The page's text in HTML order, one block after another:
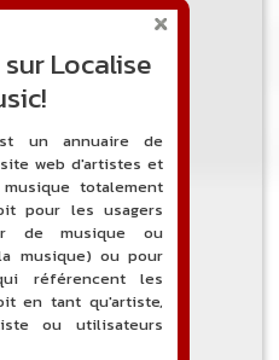
Musique acoustique
Afro house
Jazz afro-cubain
Allaoui
Rock alternatif latino
Country alternative
Ambient
Ambient House
Ambient Minimalist
Localise
un annuaire de
web d'artistes et
totalement
pour les usagers
de musique ou
musique) ou pour
référencent les
en tant qu'artiste,
ou utilisateurs